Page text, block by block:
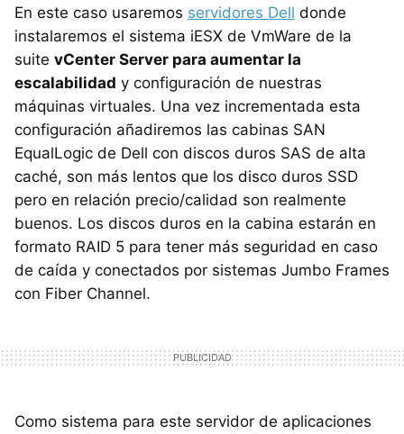
En este caso usaremos servidores Dell donde
instalaremos el sistema iESX de VmWare de la
suite vCenter Server para aumentar la
escalabilidad y configuración de nuestras
máquinas virtuales. Una vez incrementada esta
configuración añadiremos las cabinas SAN
EqualLogic de Dell con discos duros SAS de alta
caché, son más lentos que los disco duros SSD
pero en relación precio/calidad son realmente
buenos. Los discos duros en la cabina estarán en
formato RAID 5 para tener más seguridad en caso
de caída y conectados por sistemas Jumbo Frames
con Fiber Channel.
Como sistema para este servidor de aplicaciones